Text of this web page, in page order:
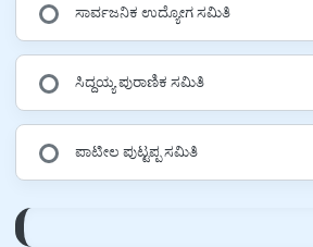
ಸಾರ್ವಜನಿಕ ಉದ್ಯೋಗ ಸಮಿತಿ
ಸಿದ್ದಯ್ಯ ಪುರಾಣಿಕ ಸಮಿತಿ
ಪಾಟೀಲ ಪುಟ್ಟಪ್ಪ ಸಮಿತಿ